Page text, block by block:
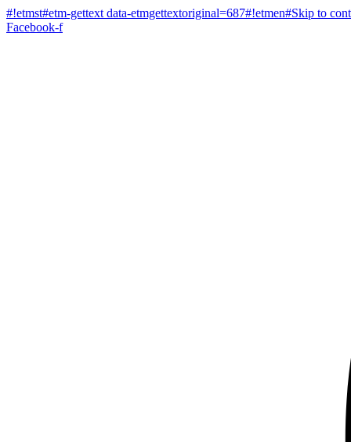
#!etmst#etm-gettext data-etmgettextoriginal=687#!etmen#Skip to
Facebook-f